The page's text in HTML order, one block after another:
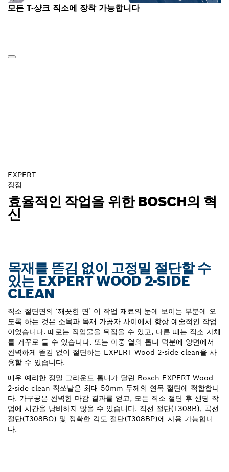
모든 T-샹크 직소에 장착 가능합니다
EXPERT
장점
효율적인 작업을 위한 BOSCH의 혁
신
목재를 뜯김 없이 고정밀 절단할 수
있는 EXPERT WOOD 2-SIDE
CLEAN
직소 절단면의 ‘깨끗한 면’ 이 작업 재료의 눈에 보이는 부분에 오
도록 하는 것은 소목과 목재 가공자 사이에서 항상 예술적인 작업
이었습니다. 때로는 작업물을 뒤집을 수 있고, 다른 때는 직소 자체
를 거꾸로 들 수 있습니다. 또는 이중 열의 톱니 덕분에 양면에서
완벽하게 뜯김 없이 절단하는 EXPERT Wood 2-side clean을 사
용할 수 있습니다.
매우 예리한 정밀 그라운드 톱니가 달린 Bosch EXPERT Wood
2-side clean 직쏘날은 최대 50mm 두께의 연목 절단에 적합합니
다. 가구공은 완벽한 마감 결과를 얻고, 모든 직소 절단 후 샌딩 작
업에 시간을 낭비하지 않을 수 있습니다. 직선 절단(T308B), 곡선
절단(T308BO) 및 정확한 각도 절단(T308BP)에 사용 가능합니
다.